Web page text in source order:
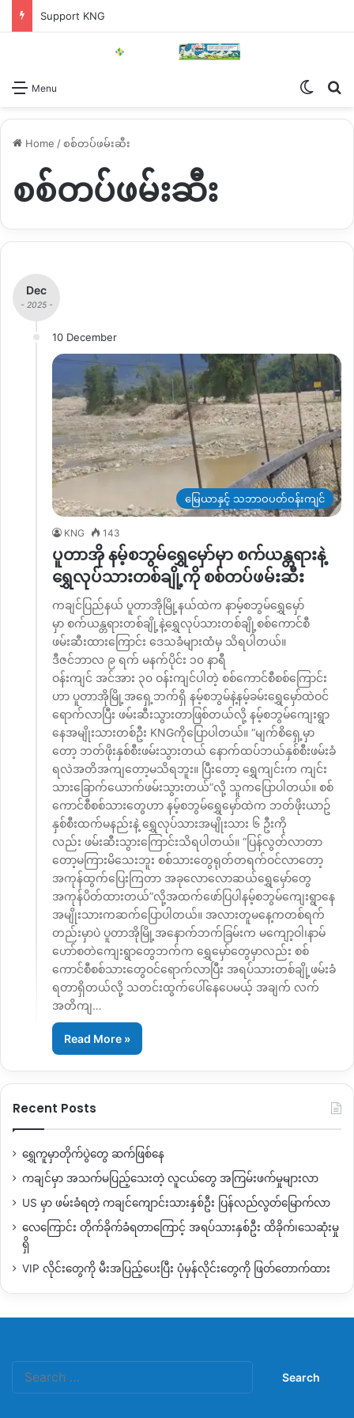
Support KNG
Menu
Home /စစ်တပ်ဖမ်းဆီး
စစ်တပ်ဖမ်းဆီး
Dec
- 2025 -
10 December
မြေယာနှင့် သဘာဝပတ်ဝန်းကျင်
KNG 143
ပူတာအို နမ့်စဘွမ်ရွှေမှော်မှာ စက်ယန္တရားနဲ့
ရွှေလုပ်သားတစ်ချို့ကို စစ်တပ်ဖမ်းဆီး
ကချင်ပြည်နယ် ပူတာအိုမြို့နယ်ထဲက နာမ့်စဘွမ်ရွှေမှော်
မှာ စက်ယန္တရားတစ်ချို့နဲ့ရွှေလုပ်သားတစ်ချို့စစ်ကောင်စီ
ဖမ်းဆီးထားကြောင်း ဒေသခံများထံမှ သိရပါတယ်။
ဒီဇင်ဘာလ ၉ ရက် မနက်ပိုင်း ၁၀ နာရီ
ဝန်းကျင် အင်အား ၃၀ ဝန်းကျင်ပါတဲ့ စစ်ကောင်စီစစ်ကြောင်း
ဟာ ပူတာအိုမြို့အရှေ့ဘက်ရှိ နမ့်စဘွမ်နဲ့နမ့်ခမ်းရွှေမှော်ထဲဝင်
ရောက်လာပြီး ဖမ်းဆီးသွားတာဖြစ်တယ်လို့ နမ့်စဘွမ်ကျေးရွာ
နေအမျိုးသားတစ်ဦး KNGကိုပြောပါတယ်။ “မျက်စိရှေ့မှာ
တော့ ဘတ်ဖိုးနှစ်စီးဖမ်းသွားတယ် နောက်ထပ်ဘယ်နှစ်စီးဖမ်းခံ
ရလဲအတိအကျတော့မသိရဘူး။ ပြီးတော့ ရွှေကျင်းက ကျင်း
သားခြောက်ယောက်ဖမ်းသွားတယ်”လို့ သူကပြောပါတယ်။ စစ်
ကောင်စီစစ်သားတွေဟာ နမ့်စဘွမ်ရွှေမှော်ထဲက ဘတ်ဖိုးယာဥ်
နှစ်စီးထက်မနည်းနဲ့ ရွှေလုပ်သားအမျိုးသား ၆ ဦးကို
လည်း ဖမ်းဆီးသွားကြောင်းသိရပါတယ်။ “ပြန်လွတ်လာတာ
တော့မကြားမိသေးဘူး စစ်သားတွေရုတ်တရက်ဝင်လာတော့
အကုန်ထွက်ပြေးကြတာ အခုလောလောဆယ်ရွှေမှော်တွေ
အကုန်ပိတ်ထားတယ်”လို့အထက်ဖော်ပြပါနမ့်စဘွမ်ကျေးရွာနေ
အမျိုးသားကဆက်ပြောပါတယ်။ အလားတူမနေ့ကတစ်ရက်
တည်းမှာပဲ ပူတာအိုမြို့အနောက်ဘက်ခြမ်းက မကျော့ဝါ၊နာမ်
ဟော်စတဲကျေးရွာတွေဘက်က ရွှေမှော်တွေမှာလည်း စစ်
ကောင်စီစစ်သားတွေဝင်ရောက်လာပြီး အရပ်သားတစ်ချို့ဖမ်းခံ
ရတာရှိတယ်လို့ သတင်းထွက်ပေါ်နေပေမယ့် အချက် လက်
အတိကျ…
Read More »
Recent Posts
ရွှေကူမှာတိုက်ပွဲတွေ ဆက်ဖြစ်နေ
ကချင်မှာ အသက်မပြည့်သေးတဲ့ လူငယ်တွေ အကြမ်းဖက်မှုများလာ
US မှာ ဖမ်းခံရတဲ့ ကချင်ကျောင်းသားနှစ်ဦး ပြန်လည်လွတ်မြောက်လာ
လေကြောင်း တိုက်ခိုက်ခံရတာကြောင့် အရပ်သားနှစ်ဦး ထိခိုက်၊သေဆုံးမှု
ရှိ
VIP လိုင်းတွေကို မီးအပြည့်ပေးပြီး ပုံမှန်လိုင်းတွေကို ဖြတ်တောက်ထား